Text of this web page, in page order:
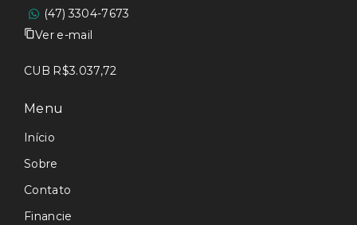
(47) 3304-7673
Ver e-mail
CUB R$3.037,72
Menu
Início
Sobre
Contato
Financie